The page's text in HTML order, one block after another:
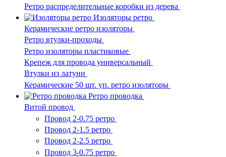
Ретро распределительные коробки из дерева
Изоляторы ретро
Керамические ретро изоляторы
Ретро втулки-проходы
Ретро изоляторы пластиковые
Крепеж для провода универсальный
Втулки из латуни
Керамические 50 шт. уп. ретро изоляторы
Ретро проводка
Витой провод
Провод 2-0.75 ретро
Провод 2-1.5 ретро
Провод 2-2.5 ретро
Провод 3-0.75 ретро